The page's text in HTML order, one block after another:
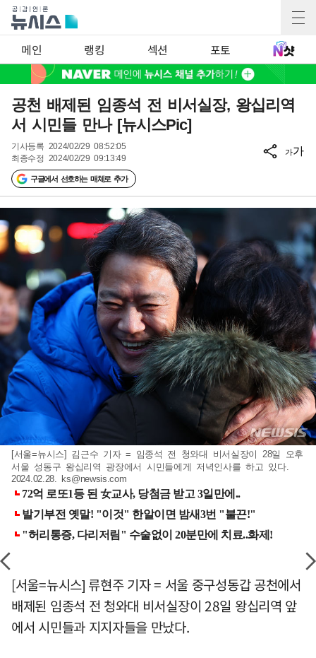
메인 랭킹 섹션 포토
공천 배제된 임종석 전 비서실장, 왕십리역
서 시민들 만나 [뉴시스Pic]
기사등록 2024/02/29 08:52:05
최종수정 2024/02/29 09:13:49
구글에서 선호하는 매체로 추가
가가
[서울=뉴시스] 김근수 기자 = 임종석 전 청와대 비서실장이 28일 오후
서울 성동구 왕십리역 광장에서 시민들에게 저녁인사를 하고 있다.
2024.02.28.
ks@newsis.com
[서울=뉴시스] 류현주 기자 = 서울 중구성동갑 공천에서
배제된 임종석 전 청와대 비서실장이 28일 왕십리역 앞
에서 시민들과 지지자들을 만났다.